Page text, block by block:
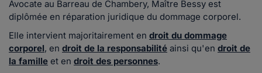
Avocate au Barreau de Chambery, Maître Bessy est
diplômée en réparation juridique du dommage corporel.
Elle intervient majoritairement en droit du dommage
corporel, en droit de la responsabilité ainsi qu'en droit de
la famille et en droit des personnes.